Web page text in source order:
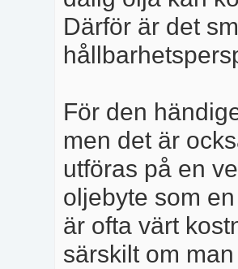
Därför är det
För den
men det är
utföras på en
oljebyte som
är ofta värt
särskilt om